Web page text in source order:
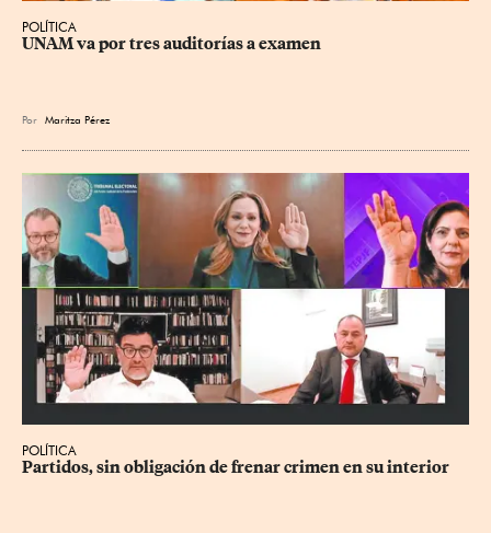
POLÍTICA
UNAM va por tres auditorías a examen
Por Maritza Pérez
POLÍTICA
Partidos, sin obligación de frenar crimen en su interior